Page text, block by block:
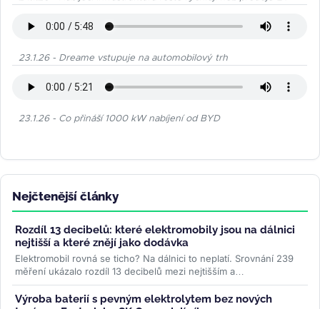
23.1.26 - Dreame vstupuje na automobilový trh
23.1.26 - Co přináší 1000 kW nabíjení od BYD
Nejčtenější články
Rozdíl 13 decibelů: které elektromobily jsou na dálnici
nejtišší a které znějí jako dodávka
Elektromobil rovná se ticho? Na dálnici to neplatí. Srovnání 239
měření ukázalo rozdíl 13 decibelů mezi nejtišším a
nejhlučnějším...>>
Výroba baterií s pevným elektrolytem bez nových